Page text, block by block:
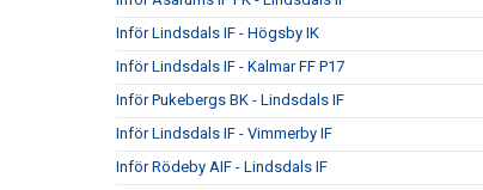
Inför Lindsdals IF - Högsby IK
Inför Lindsdals IF - Kalmar FF P17
Inför Pukebergs BK - Lindsdals IF
Inför Lindsdals IF - Vimmerby IF
Inför Rödeby AIF - Lindsdals IF